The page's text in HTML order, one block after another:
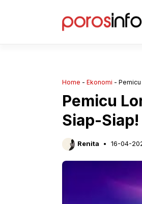
Home - Ekonomi -
Pemicu
Siap-Siap!
Renita 16-04-